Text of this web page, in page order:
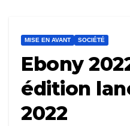
MISE EN AVANT SOCIÉTÉ
Ebony
édition
2022